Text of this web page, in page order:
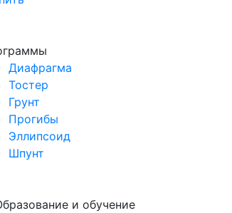
Диафрагма
Тостер
Грунт
Прогибы
Эллипсоид
Шпунт
и обучение